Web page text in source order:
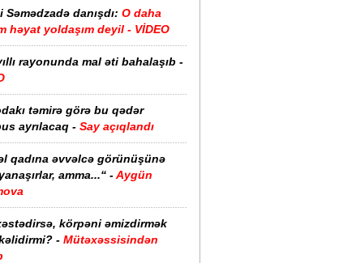
Səmədzadə danışdı: O daha
həyat yoldaşım deyil - VİDEO
rayonunda mal əti bahalaşıb -
təmirə görə bu qədər
ayrılacaq - Say açıqlandı
qadına əvvəlcə görünüşünə
amma...“ -Aygün
körpəni əmizdirmək
- Mütəxəssisindən